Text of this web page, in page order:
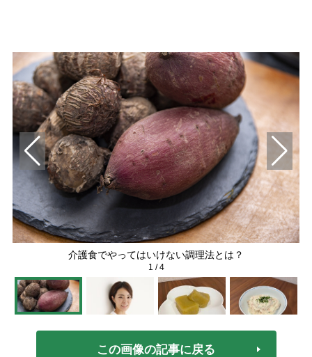
介護食でやってはいけない調理法とは？
1 /4
この画像の記事に戻る